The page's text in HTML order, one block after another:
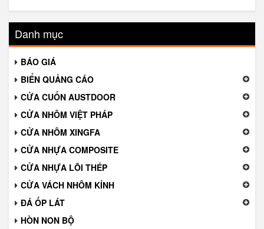
Danh mục
BÁO GIÁ
BIỂN QUẢNG CÁO
CỬA CUỐN AUSTDOOR
CỬA NHÔM VIỆT PHÁP
CỬA NHÔM XINGFA
CỬA NHỰA COMPOSITE
CỬA NHỰA LÕI THÉP
CỬA VÁCH NHÔM KÍNH
ĐÁ ỐP LÁT
HÒN NON BỘ